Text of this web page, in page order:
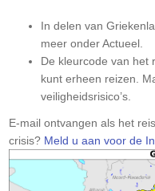
In delen van
meer onder Actueel.
De kleurcode van het
kunt erheen reizen.
veiligheidsrisico’s.
Let
op:
E-mail ontvangen als het
crisis? Meld u aan voor de